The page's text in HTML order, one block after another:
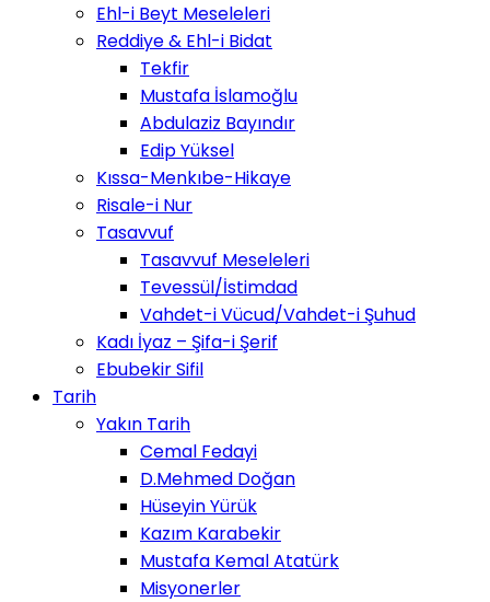
Ehl-i Beyt Meseleleri
Reddiye & Ehl-i Bidat
Tekfir
Mustafa İslamoğlu
Abdulaziz Bayındır
Edip Yüksel
Kıssa-Menkıbe-Hikaye
Risale-i Nur
Tasavvuf
Tasavvuf Meseleleri
Tevessül/İstimdad
Vahdet-i Vücud/Vahdet-i Şuhud
Kadı İyaz – Şifa-i Şerif
Ebubekir Sifil
Tarih
Yakın Tarih
Cemal Fedayi
D.Mehmed Doğan
Hüseyin Yürük
Kazım Karabekir
Mustafa Kemal Atatürk
Misyonerler